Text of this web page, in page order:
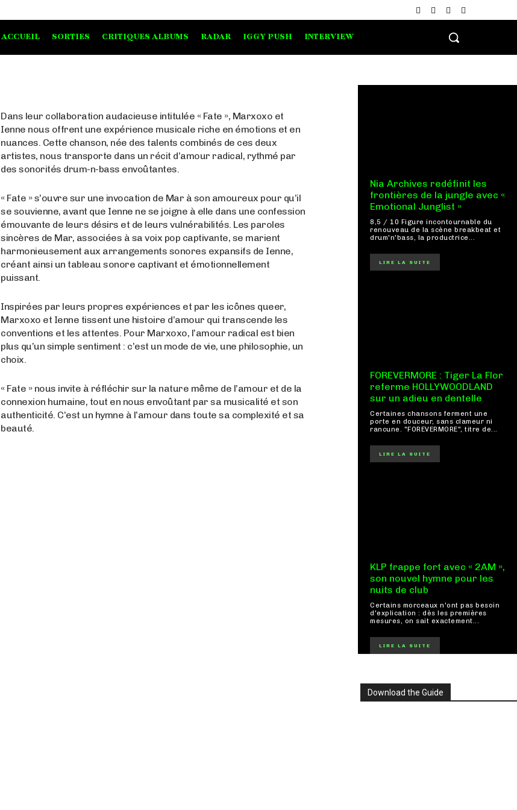
ACCUEIL SORTIES CRITIQUES ALBUMS RADAR IGGY PUSH INTERVIEW
Dans leur collaboration audacieuse intitulée « Fate », Marxoxo et
Ienne nous offrent une expérience musicale riche en émotions et en
nuances. Cette chanson, née des talents combinés de ces deux
artistes, nous transporte dans un récit d’amour radical, rythmé par
des sonorités drum-n-bass envoûtantes.
« Fate » s’ouvre sur une invocation de Mar à son amoureux pour qu’il
se souvienne, avant que Ienne ne se joigne à elle dans une confession
émouvante de leurs désirs et de leurs vulnérabilités. Les paroles
sincères de Mar, associées à sa voix pop captivante, se marient
harmonieusement aux arrangements sonores expansifs de Ienne,
créant ainsi un tableau sonore captivant et émotionnellement
puissant.
Inspirées par leurs propres expériences et par les icônes queer,
Marxoxo et Ienne tissent une histoire d’amour qui transcende les
conventions et les attentes. Pour Marxoxo, l’amour radical est bien
plus qu’un simple sentiment : c’est un mode de vie, une philosophie, un
choix.
« Fate » nous invite à réfléchir sur la nature même de l’amour et de la
connexion humaine, tout en nous envoûtant par sa musicalité et son
authenticité. C’est un hymne à l’amour dans toute sa complexité et sa
beauté.
Nia Archives redéfinit les
frontières de la jungle avec «
Emotional Junglist »
8,5 / 10 Figure incontournable du
renouveau de la scène breakbeat et
drum'n'bass, la productrice...
LIRE LA SUITE
FOREVERMORE : Tiger La Flor
referme HOLLYWOODLAND
sur un adieu en dentelle
Certaines chansons ferment une
porte en douceur, sans clameur ni
rancune. "FOREVERMORE", titre de...
LIRE LA SUITE
KLP frappe fort avec « 2AM »,
son nouvel hymne pour les
nuits de club
Certains morceaux n'ont pas besoin
d'explication : dès les premières
mesures, on sait exactement...
LIRE LA SUITE
Download the Guide